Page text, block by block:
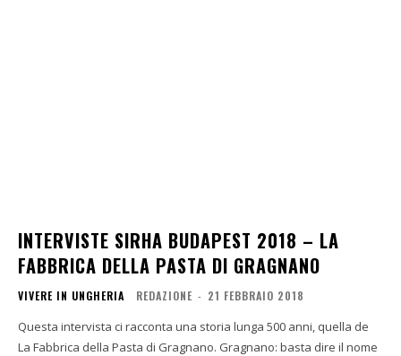
INTERVISTE SIRHA BUDAPEST 2018 – LA
FABBRICA DELLA PASTA DI GRAGNANO
VIVERE IN UNGHERIA REDAZIONE - 21 FEBBRAIO 2018
Questa intervista ci racconta una storia lunga 500 anni, quella de
La Fabbrica della Pasta di Gragnano. Gragnano: basta dire il nome